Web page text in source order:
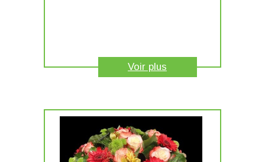
Voir plus